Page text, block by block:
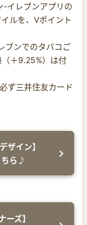
-イレブンアプリの
ルを、Vポイント
ブンでのタバコご
＋9.25%）は付
ず三井住友カード
ザイン】
ちら♪
ーズ】